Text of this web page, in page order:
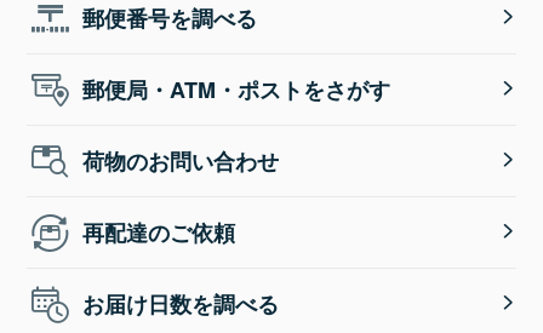
郵便番号を調べる
郵便局・ATM・ポストをさがす
荷物のお問い合わせ
再配達のご依頼
お届け日数を調べる